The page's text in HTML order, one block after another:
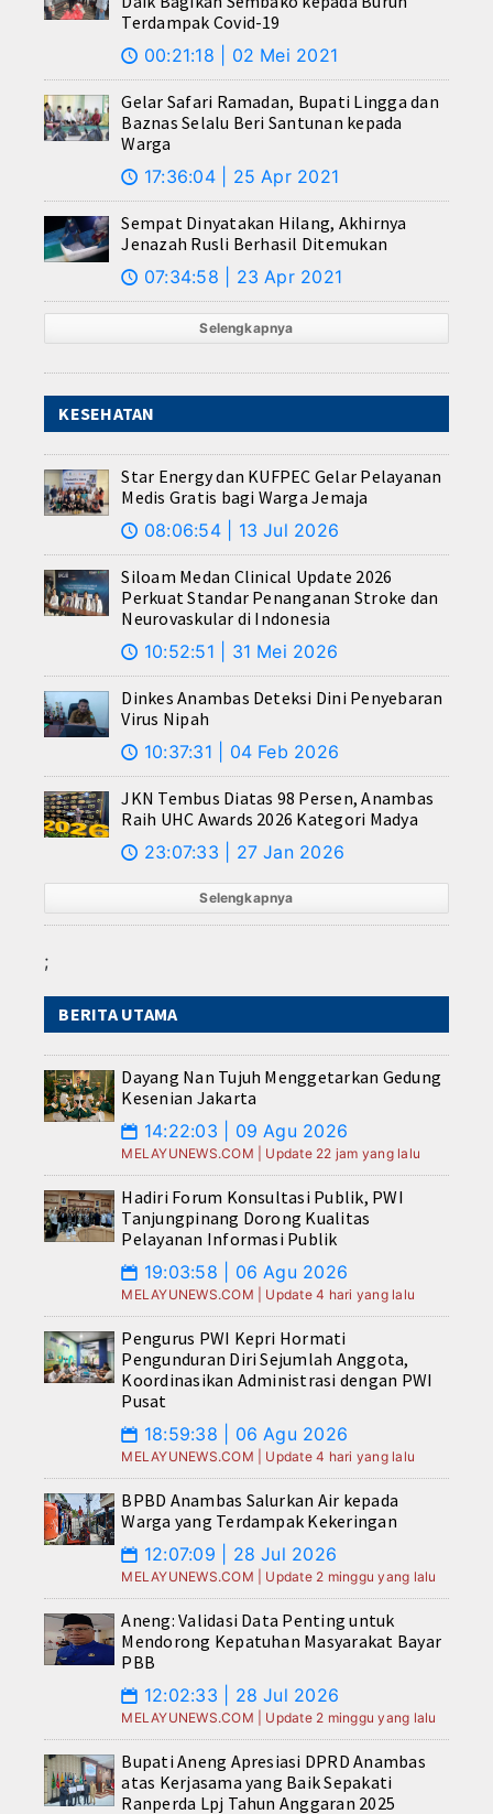
Terdampak Covid-19
🕔 00:21:18 | 02 Mei 2021
Gelar Safari Ramadan, Bupati Lingga dan
Baznas Selalu Beri Santunan kepada
Warga
🕔 17:36:04 | 25 Apr 2021
Sempat Dinyatakan Hilang, Akhirnya
Jenazah Rusli Berhasil Ditemukan
🕔 07:34:58 | 23 Apr 2021
Selengkapnya
KESEHATAN
Star Energy dan KUFPEC Gelar Pelayanan
Medis Gratis bagi Warga Jemaja
🕔 08:06:54 | 13 Jul 2026
Siloam Medan Clinical Update 2026
Perkuat Standar Penanganan Stroke dan
Neurovaskular di Indonesia
🕔 10:52:51 | 31 Mei 2026
Dinkes Anambas Deteksi Dini Penyebaran
Virus Nipah
🕔 10:37:31 | 04 Feb 2026
JKN Tembus Diatas 98 Persen, Anambas
Raih UHC Awards 2026 Kategori Madya
🕔 23:07:33 | 27 Jan 2026
Selengkapnya
;
BERITA UTAMA
Dayang Nan Tujuh Menggetarkan Gedung
Kesenian Jakarta
📅 14:22:03 | 09 Agu 2026
MELAYUNEWS.COM | Update 22 jam yang lalu
Hadiri Forum Konsultasi Publik, PWI
Tanjungpinang Dorong Kualitas
Pelayanan Informasi Publik
📅 19:03:58 | 06 Agu 2026
MELAYUNEWS.COM | Update 4 hari yang lalu
Pengurus PWI Kepri Hormati
Pengunduran Diri Sejumlah Anggota,
Koordinasikan Administrasi dengan PWI
Pusat
📅 18:59:38 | 06 Agu 2026
MELAYUNEWS.COM | Update 4 hari yang lalu
BPBD Anambas Salurkan Air kepada
Warga yang Terdampak Kekeringan
📅 12:07:09 | 28 Jul 2026
MELAYUNEWS.COM | Update 2 minggu yang lalu
Aneng: Validasi Data Penting untuk
Mendorong Kepatuhan Masyarakat Bayar
PBB
📅 12:02:33 | 28 Jul 2026
MELAYUNEWS.COM | Update 2 minggu yang lalu
Bupati Aneng Apresiasi DPRD Anambas
atas Kerjasama yang Baik Sepakati
Ranperda Lpj Tahun Anggaran 2025